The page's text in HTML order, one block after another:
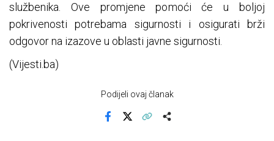
službenika. Ove promjene pomoći će u boljoj
pokrivenosti potrebama sigurnosti i osigurati brži
odgovor na izazove u oblasti javne sigurnosti.
(Vijesti.ba)
Podijeli ovaj članak